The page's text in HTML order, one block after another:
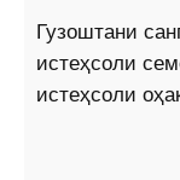
Гузоштани
истеҳсоли
истеҳсоли